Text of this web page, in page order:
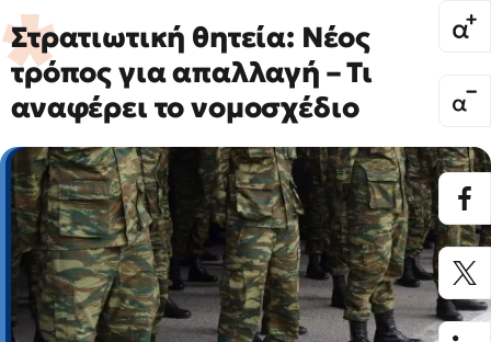
Στρατιωτική θητεία: Νέος
τρόπος για απαλλαγή – Τι
αναφέρει το νομοσχέδιο